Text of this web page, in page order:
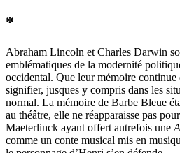
*
Abraham Lincoln et Charles Darwin
emblématiques de la modernité
occidental. Que leur mémoire continue
signifier, jusques y compris dans les
normal. La mémoire de Barbe Bleue
au théâtre, elle ne réapparaisse pas
Maeterlinck ayant offert autrefois une
comme un conte musical mis en